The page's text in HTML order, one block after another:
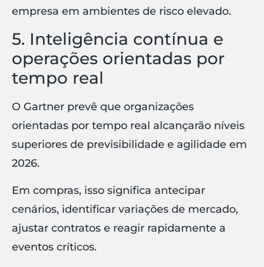
empresa em ambientes de risco elevado.
5. Inteligência contínua e
operações orientadas por
tempo real
O Gartner prevê que organizações
orientadas por tempo real alcançarão níveis
superiores de previsibilidade e agilidade em
2026.
Em compras, isso significa antecipar
cenários, identificar variações de mercado,
ajustar contratos e reagir rapidamente a
eventos críticos.